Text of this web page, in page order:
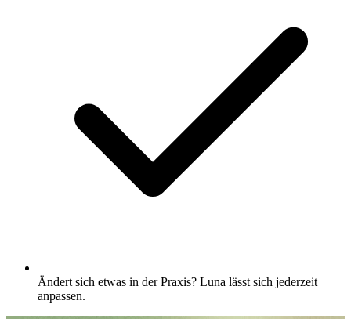
Ändert sich etwas in der Praxis? Luna lässt sich jederzeit
anpassen.